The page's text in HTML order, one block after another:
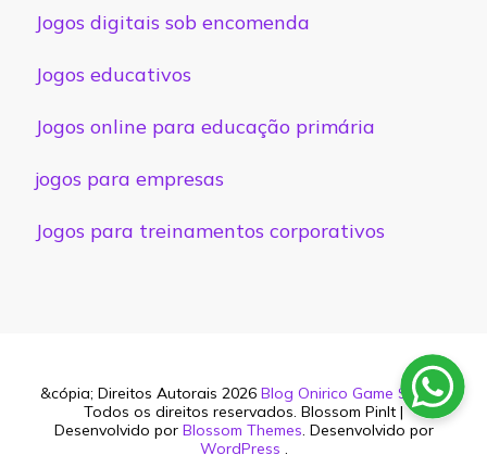
Jogos digitais sob encomenda
Jogos educativos
Jogos online para educação primária
jogos para empresas
Jogos para treinamentos corporativos
&cópia; Direitos Autorais 2026 Blog Onirico Game Studio.
Todos os direitos reservados. Blossom PinIt |
Desenvolvido por Blossom Themes . Desenvolvido por
WordPress